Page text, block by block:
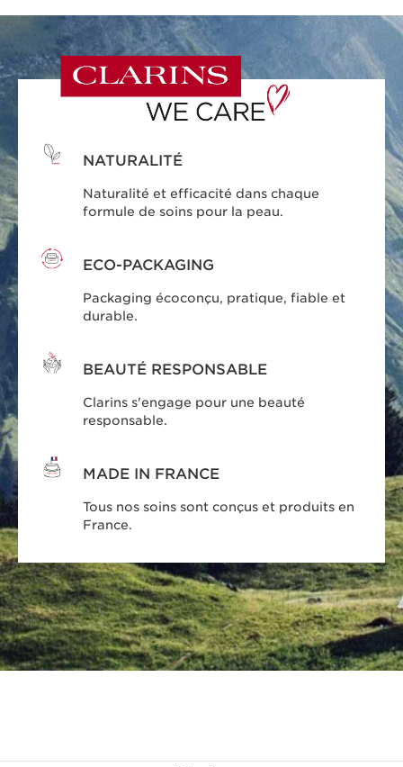
NATURALITÉ
Naturalité et efficacité dans chaque
formule de soins pour la peau.
ECO-PACKAGING
Packaging écoconçu, pratique, fiable et
durable.
BEAUTÉ RESPONSABLE
Clarins s'engage pour une beauté
responsable.
MADE IN FRANCE
Tous nos soins sont conçus et produits en
France.